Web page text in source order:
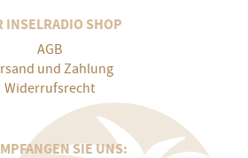
INSELRADIO SHOP
AGB
und Zahlung
Widerrufsrecht
SIE UNS: